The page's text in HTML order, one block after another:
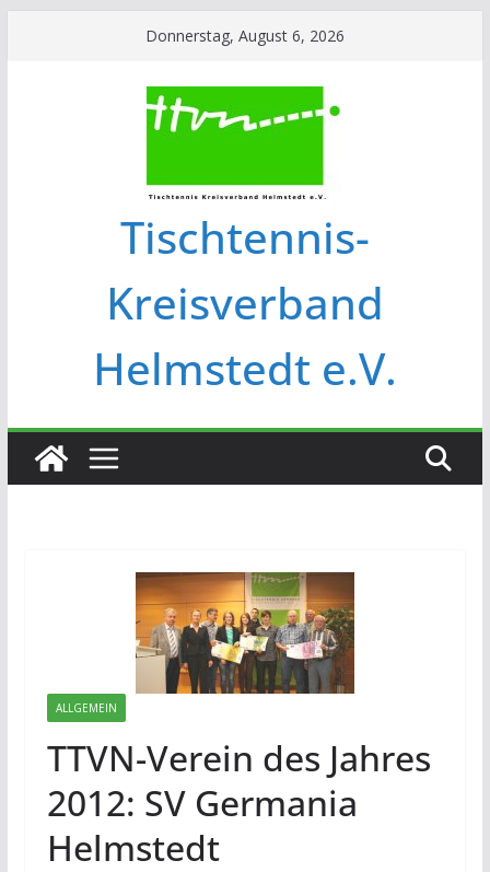
Donnerstag, August 6, 2026
Tischtennis-
Kreisverband
Helmstedt e.V.
ALLGEMEIN
TTVN-Verein des Jahres
2012: SV Germania
Helmstedt